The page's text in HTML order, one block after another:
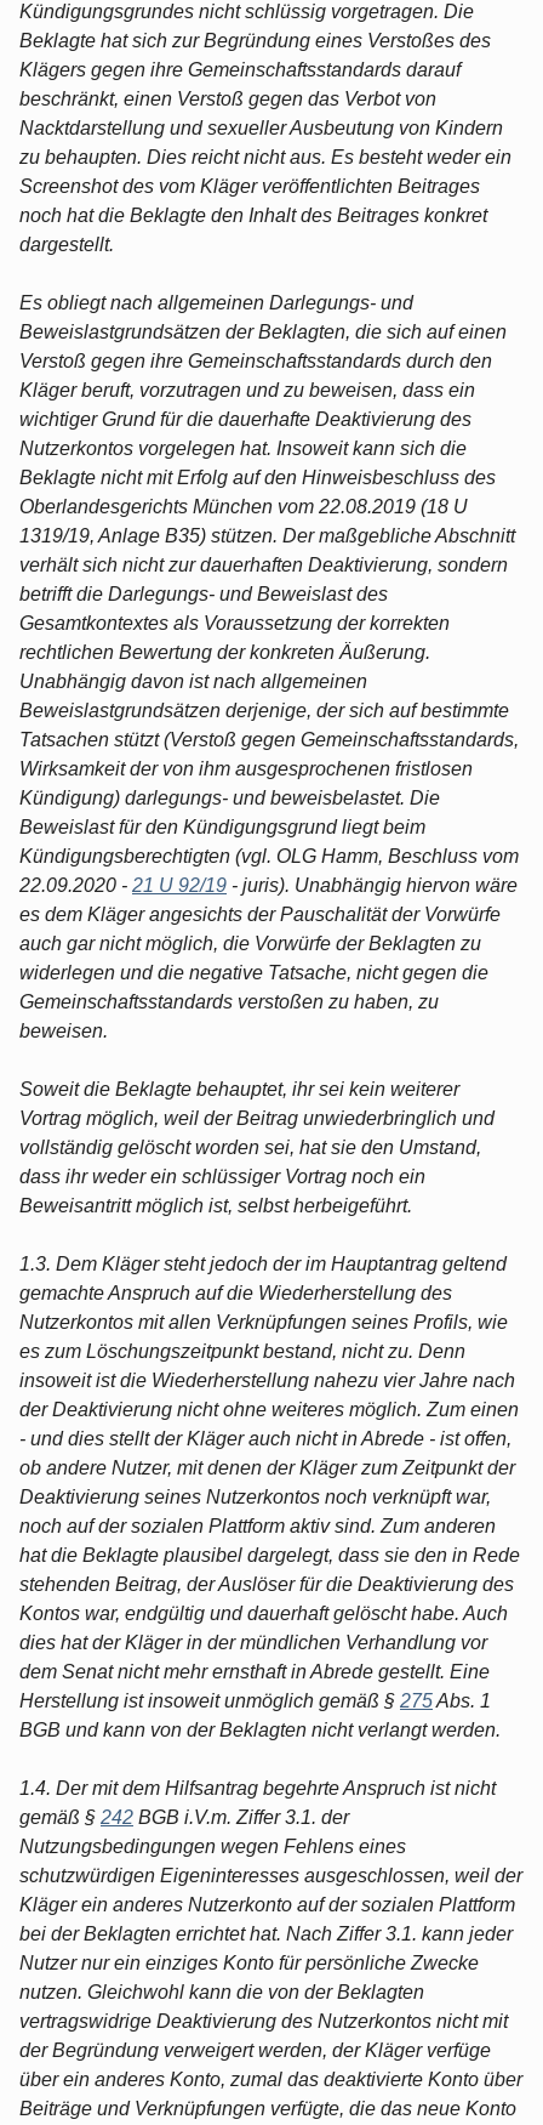
Kündigungsgrundes nicht schlüssig vorgetragen. Die
Beklagte hat sich zur Begründung eines Verstoßes des
Klägers gegen ihre Gemeinschaftsstandards darauf
beschränkt, einen Verstoß gegen das Verbot von
Nacktdarstellung und sexueller Ausbeutung von Kindern
zu behaupten. Dies reicht nicht aus. Es besteht weder ein
Screenshot des vom Kläger veröffentlichten Beitrages
noch hat die Beklagte den Inhalt des Beitrages konkret
dargestellt.
Es obliegt nach allgemeinen Darlegungs- und
Beweislastgrundsätzen der Beklagten, die sich auf einen
Verstoß gegen ihre Gemeinschaftsstandards durch den
Kläger beruft, vorzutragen und zu beweisen, dass ein
wichtiger Grund für die dauerhafte Deaktivierung des
Nutzerkontos vorgelegen hat. Insoweit kann sich die
Beklagte nicht mit Erfolg auf den Hinweisbeschluss des
Oberlandesgerichts München vom 22.08.2019 (18 U
1319/19, Anlage B35) stützen. Der maßgebliche Abschnitt
verhält sich nicht zur dauerhaften Deaktivierung, sondern
betrifft die Darlegungs- und Beweislast des
Gesamtkontextes als Voraussetzung der korrekten
rechtlichen Bewertung der konkreten Äußerung.
Unabhängig davon ist nach allgemeinen
Beweislastgrundsätzen derjenige, der sich auf bestimmte
Tatsachen stützt (Verstoß gegen Gemeinschaftsstandards,
Wirksamkeit der von ihm ausgesprochenen fristlosen
Kündigung) darlegungs- und beweisbelastet. Die
Beweislast für den Kündigungsgrund liegt beim
Kündigungsberechtigten (vgl. OLG Hamm, Beschluss vom
22.09.2020 - 21 U 92/19 - juris). Unabhängig hiervon wäre
es dem Kläger angesichts der Pauschalität der Vorwürfe
auch gar nicht möglich, die Vorwürfe der Beklagten zu
widerlegen und die negative Tatsache, nicht gegen die
Gemeinschaftsstandards verstoßen zu haben, zu
beweisen.
Soweit die Beklagte behauptet, ihr sei kein weiterer
Vortrag möglich, weil der Beitrag unwiederbringlich und
vollständig gelöscht worden sei, hat sie den Umstand,
dass ihr weder ein schlüssiger Vortrag noch ein
Beweisantritt möglich ist, selbst herbeigeführt.
1.3. Dem Kläger steht jedoch der im Hauptantrag geltend
gemachte Anspruch auf die Wiederherstellung des
Nutzerkontos mit allen Verknüpfungen seines Profils, wie
es zum Löschungszeitpunkt bestand, nicht zu. Denn
insoweit ist die Wiederherstellung nahezu vier Jahre nach
der Deaktivierung nicht ohne weiteres möglich. Zum einen
- und dies stellt der Kläger auch nicht in Abrede - ist offen,
ob andere Nutzer, mit denen der Kläger zum Zeitpunkt der
Deaktivierung seines Nutzerkontos noch verknüpft war,
noch auf der sozialen Plattform aktiv sind. Zum anderen
hat die Beklagte plausibel dargelegt, dass sie den in Rede
stehenden Beitrag, der Auslöser für die Deaktivierung des
Kontos war, endgültig und dauerhaft gelöscht habe. Auch
dies hat der Kläger in der mündlichen Verhandlung vor
dem Senat nicht mehr ernsthaft in Abrede gestellt. Eine
Herstellung ist insoweit unmöglich gemäß § 275Abs. 1
BGB und kann von der Beklagten nicht verlangt werden.
1.4. Der mit dem Hilfsantrag begehrte Anspruch ist nicht
gemäß § 242 BGB i.V.m. Ziffer 3.1. der
Nutzungsbedingungen wegen Fehlens eines
schutzwürdigen Eigeninteresses ausgeschlossen, weil der
Kläger ein anderes Nutzerkonto auf der sozialen Plattform
bei der Beklagten errichtet hat. Nach Ziffer 3.1. kann jeder
Nutzer nur ein einziges Konto für persönliche Zwecke
nutzen. Gleichwohl kann die von der Beklagten
vertragswidrige Deaktivierung des Nutzerkontos nicht mit
der Begründung verweigert werden, der Kläger verfüge
über ein anderes Konto, zumal das deaktivierte Konto über
Beiträge und Verknüpfungen verfügte, die das neue Konto